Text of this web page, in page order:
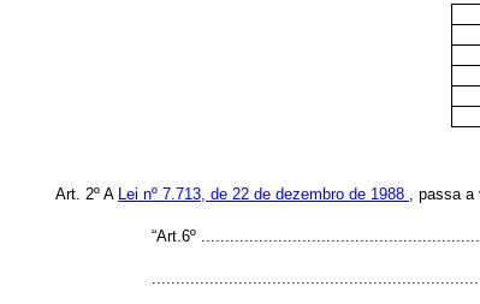
Art. 2º A Lei nº 7.713, de 22 de dezembro de 1988 , passa a
“Art.6º